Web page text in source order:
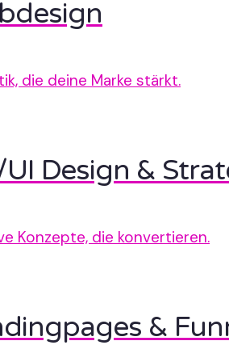
die deine Marke stärkt.
Design &
Konzepte, die konvertieren.
&